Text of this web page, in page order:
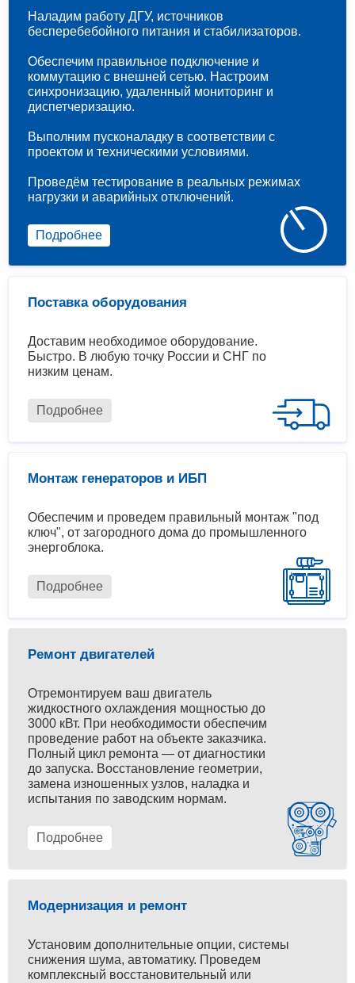
Поставка оборудования
Доставим необходимое оборудование.
Быстро. В любую точку России и СНГ по
низким ценам.
Подробнее
Монтаж генераторов и ИБП
Обеспечим и проведем правильный монтаж "под
ключ", от загородного дома до промышленного
энергоблока.
Подробнее
Наладим работу ДГУ, источников
бесперебебойного питания и стабилизаторов.
Обеспечим правильное подключение и
коммутацию с внешней сетью. Настроим
синхронизацию, удаленный мониторинг и
диспетчеризацию.
Выполним пусконаладку в соответствии с
проектом и техническими условиями.
Проведём тестирование в реальных режимах
нагрузки и аварийных отключений.
Подробнее
Ремонт двигателей
Отремонтируем ваш двигатель
жидкостного охлаждения мощностью до
3000 кВт. При необходимости обеспечим
проведение работ на объекте заказчика.
Полный цикл ремонта — от диагностики
до запуска. Восстановление геометрии,
замена изношенных узлов, наладка и
испытания по заводским нормам.
Подробнее
Модернизация и ремонт
Установим дополнительные опции, системы
снижения шума, автоматику. Проведем
комплексный восстановительный или